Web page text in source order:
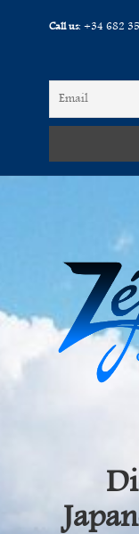
Call us: +34 682